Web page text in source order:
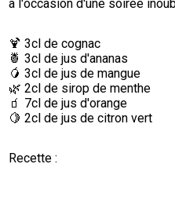
à l'occasion d'une soirée
🍹 3cl de cognac
🍍 3cl de jus d'ananas
🥭 3cl de jus de mangue
🌿 2cl de sirop de menthe
🧃 7cl de jus d'orange
🍋 2cl de jus de citron vert
Recette :